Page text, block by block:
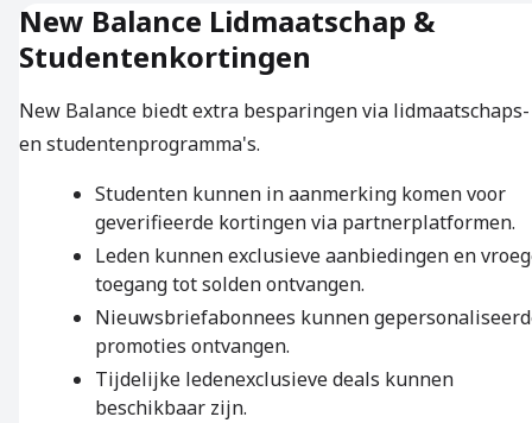
New Balance Lidmaatschap &
Studentenkortingen
New Balance biedt extra besparingen via lidmaatschaps-
en studentenprogramma's.
Studenten kunnen in aanmerking komen voor
geverifieerde kortingen via partnerplatformen.
Leden kunnen exclusieve aanbiedingen en
toegang tot solden ontvangen.
Nieuwsbriefabonnees kunnen
promoties ontvangen.
Tijdelijke ledenexclusieve deals kunnen
beschikbaar zijn.